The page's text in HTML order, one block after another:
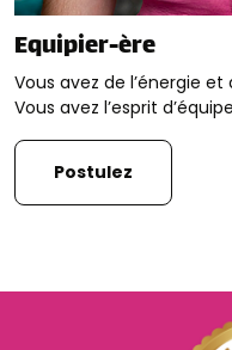
Equipier-ère
Vous avez de l’énergie
Vous avez l’esprit
Postulez